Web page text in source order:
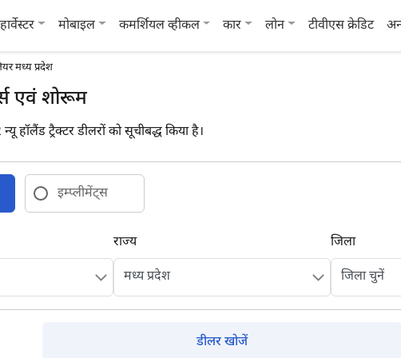
हार्वेस्टर मोबाइल कमर्शियल व्हीकल कार लोन टीवीएस क्रेडिट
मध्य प्रदेश
एवं शोरूम
हॉलैंड ट्रैक्टर डीलरों को सूचीबद्ध किया है।
इम्प्लीमेंट्स
राज्य जिला
डीलर खोजें